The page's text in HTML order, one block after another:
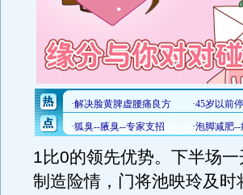
1比0的领先优势。下半场
制造险情，门将池映玲及